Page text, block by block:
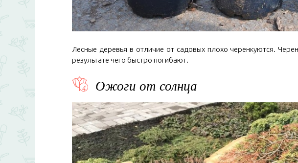
Лесные деревья в отличие от садовых плохо черенкуются.
результате чего быстро погибают.
Ожоги от солнца